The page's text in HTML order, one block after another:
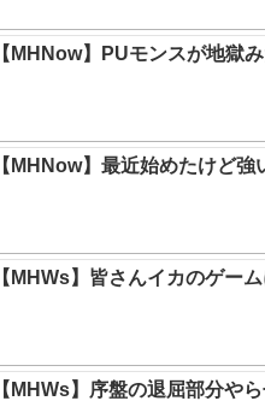
【MHNow】PUモンスが地獄
【MHNow】最近始めたけど強
【MHWs】皆さんイカのゲー
【MHWs】序盤の退屈部分や